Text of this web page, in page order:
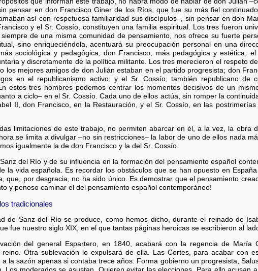
pensar en don Francisco Giner de los Ríos, que fue su más fiel
así con respetuosa familiaridad sus discípulos–, sin pensar en don
y el Sr. Cossío, constituyen una familia espiritual. Los tres fueron
de una misma comunidad de pensamiento, nos ofrece su fuerte
sino enriqueciéndola, acentuará su preocupación personal en una
sociológica y pedagógica, don Francisco; más pedagógica y estética,
y discretamente de la política militante. Los tres merecieron el respeto
los mejores amigos de don Julián estaban en el partido progresista; don
en el republicanismo activo, y el Sr. Cossío, también republicano de
estos tres hombres podemos centrar los momentos decisivos de un
a ciclo– en el Sr. Cossío. Cada uno de ellos actúa, sin romper la
II, don Francisco, en la Restauración, y el Sr. Cossío, en las
limitaciones de este trabajo, no permiten abarcar en él, a la vez, la obra
se limita a divulgar –no sin restricciones– la labor de uno de ellos nada
igualmente la de don Francisco y la del Sr. Cossío.
del Río y de su influencia en la formación del pensamiento español
la vida española. Es recordar los obstáculos que se han opuesto en
que, por desgracia, no ha sido único. Es demostrar que el pensamiento
y penoso caminar el del pensamiento español contemporáneo!
tradicionales
de Sanz del Río se produce, como hemos dicho, durante el reinado de
fue nuestro siglo XIX, en el que tantas páginas heroicas se escribieron al
del general Espartero, en 1840, acabará con la regencia de María
reino. Otra sublevación lo expulsará de ella. Las Cortes, para acabar con
a la sazón apenas si contaba trece años. Forma gobierno un progresista,